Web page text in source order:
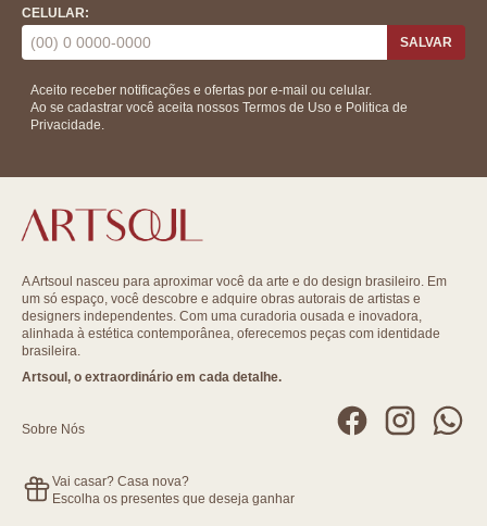
CELULAR:
SALVAR
Aceito receber notificações e ofertas por e-mail ou celular.
Ao se cadastrar você aceita nossos Termos de Uso e Politica de
Privacidade.
A Artsoul nasceu para aproximar você da arte e do design brasileiro. Em
um só espaço, você descobre e adquire obras autorais de artistas e
designers independentes. Com uma curadoria ousada e inovadora,
alinhada à estética contemporânea, oferecemos peças com identidade
brasileira.
Artsoul, o extraordinário em cada detalhe.
Sobre Nós
Vai casar? Casa nova?
Escolha os presentes que deseja ganhar